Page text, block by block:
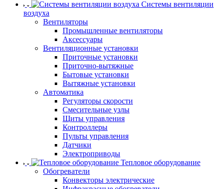
Системы вентиляции
воздуха
Вентиляторы
Промышленные вентиляторы
Аксессуары
Вентиляционные установки
Приточные установки
Приточно-вытяжные
Бытовые установки
Вытяжные установки
Автоматика
Регуляторы скорости
Смесительные узлы
Щиты управления
Контроллеры
Пульты управления
Датчики
Электроприводы
Тепловое оборудование
Обогреватели
Конвекторы электрические